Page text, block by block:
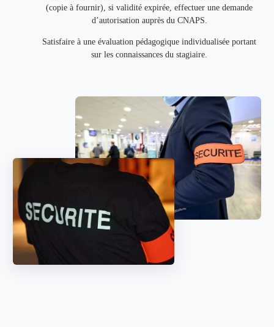
(copie à fournir), si validité expirée, effectuer une demande
d’autorisation auprès du CNAPS.
Satisfaire à une évaluation pédagogique individualisée portant
sur les connaissances du stagiaire.